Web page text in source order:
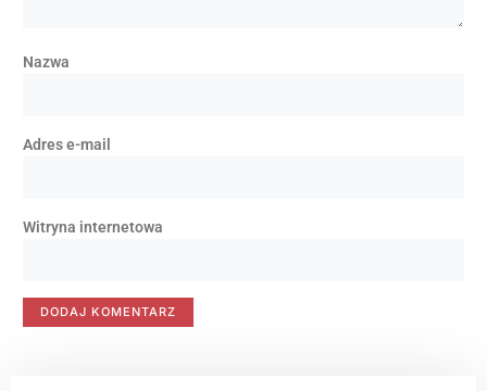
Nazwa
Adres e-mail
Witryna internetowa